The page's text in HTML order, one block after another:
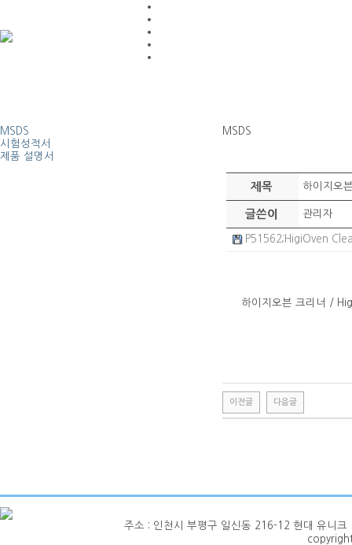
MSDS
시험성적서
제품 설명서
MSDS
제목 하이지오
글쓴이 관리자
P51562;HigiOven
하이지오븐 크리너 /
이전글 다음글
주소 : 인천시 부평구 일신동 216-12 현대 유니